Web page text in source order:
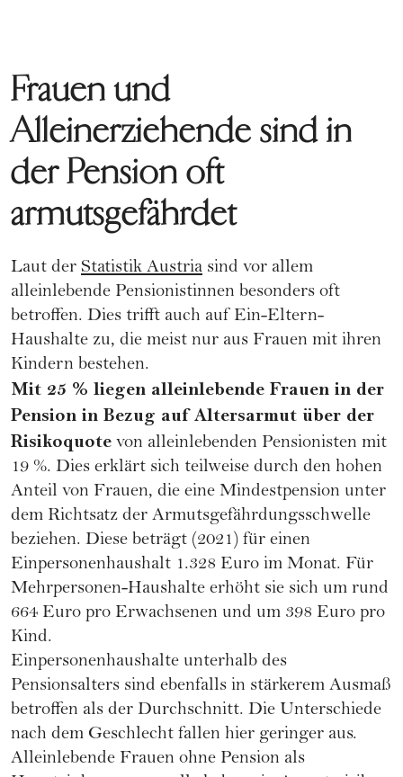
Frauen und
Alleinerziehende sind in
der Pension oft
armutsgefährdet
Laut der Statistik Austria sind vor allem
alleinlebende Pensionistinnen besonders oft
betroffen. Dies trifft auch auf Ein-Eltern-
Haushalte zu, die meist nur aus Frauen mit ihren
Kindern bestehen.
Mit 25 % liegen alleinlebende Frauen in der
Pension in Bezug aufAltersarmut über der
Risikoquote von alleinlebenden Pensionisten mit
19 %. Dies erklärt sich teilweise durch den hohen
Anteil von Frauen, die eine Mindestpension unter
dem Richtsatz der Armutsgefährdungsschwelle
beziehen. Diese beträgt (2021) für einen
Einpersonenhaushalt 1.328 Euro im Monat. Für
Mehrpersonen-Haushalte erhöht sie sich um rund
664 Euro pro Erwachsenen und um 398 Euro pro
Kind.
Einpersonenhaushalte unterhalb des
Pensionsalters sind ebenfalls in stärkerem Ausmaß
betroffen als der Durchschnitt. Die Unterschiede
nach dem Geschlecht fallen hier geringer aus.
Alleinlebende Frauen ohne Pension als